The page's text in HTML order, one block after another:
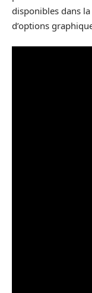
disponibles dans
d’options